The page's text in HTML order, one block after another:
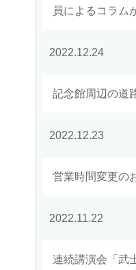
員によるコラム
2022.12.24
記念館周辺の道
2022.12.23
営業時間変更の
2022.11.22
連続講演会「武